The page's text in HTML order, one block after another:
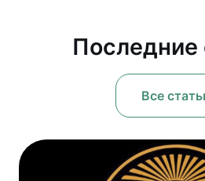
Последние
Все